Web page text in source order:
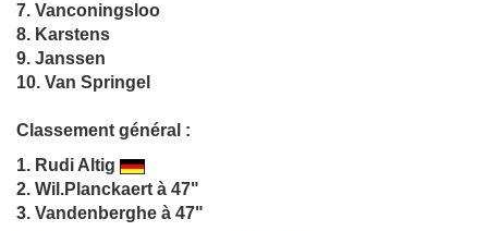
7. Vanconingsloo
8. Karstens
9. Janssen
10. Van Springel
Classement général :
1. Rudi Altig
2. Wil.Planckaert à 47"
3. Vandenberghe à 47"